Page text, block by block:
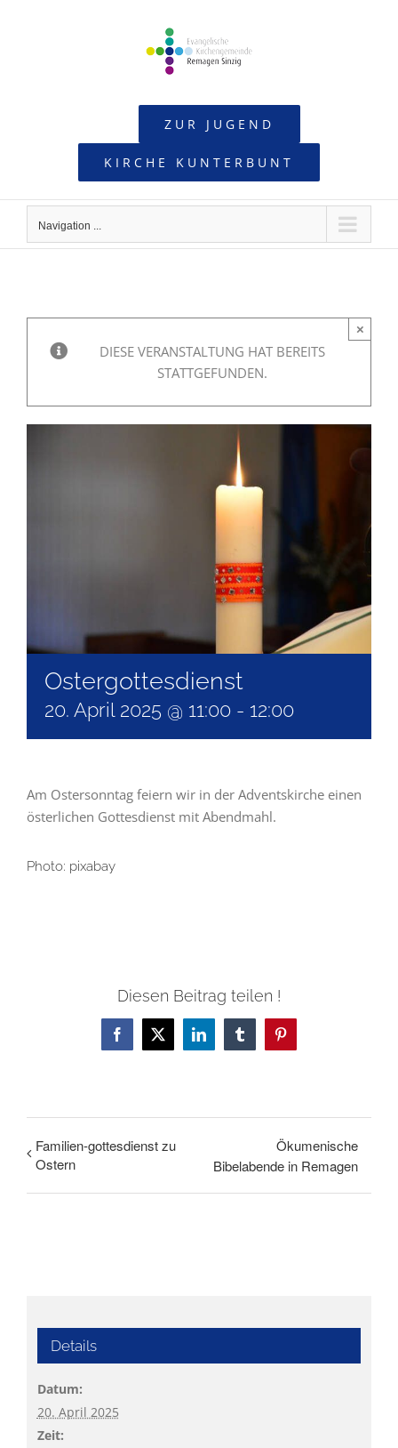
ZUR JUGEND
KIRCHE KUNTERBUNT
Navigation ...
DIESE VERANSTALTUNG HAT BEREITS
STATTGEFUNDEN.
×
Ostergottesdienst
20. April 2025 @ 11:00 - 12:00
Am Ostersonntag feiern wir in der Adventskirche einen
österlichen Gottesdienst mit Abendmahl.
Photo: pixabay
Diesen Beitrag teilen !
Facebook
X LinkedInTumblrPinterest
Familien-gottesdienst zu
Ostern
Ökumenische
Bibelabende in Remagen
Details
Datum:
20. April 2025
Zeit: